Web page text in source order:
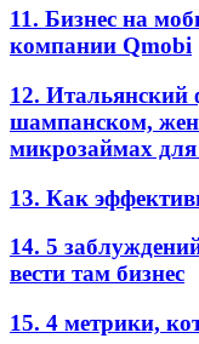
11. Бизнес на
компании Qmobi
12. Итальянский
шампанском,
микрозаймах для
13. Как
14. 5
вести там бизнес
15. 4 метрики,